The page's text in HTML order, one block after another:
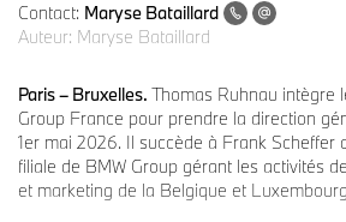
Contact: Maryse Bataillard
Auteur: Maryse Bataillard
Paris – Bruxelles. Thomas Ruhnau intègre
Group France pour prendre la direction
1er mai 2026. Il succède à Frank Scheffer
filiale de BMW Group gérant les activités
et marketing de la Belgique et